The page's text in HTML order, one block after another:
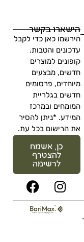
הישארו בקשר
הירשמו כאן כדי לקבל
עדכונים והטבות.
קופונים למוצרים
חדשים, מבצעים
מיוחדים, פרסומים
חדשים בגלריית
המומחים ובמרכז
המידע. *ניתן להסיר
את הרישום בכל עת.
כן, אשמח
להצטרף
לרשימה